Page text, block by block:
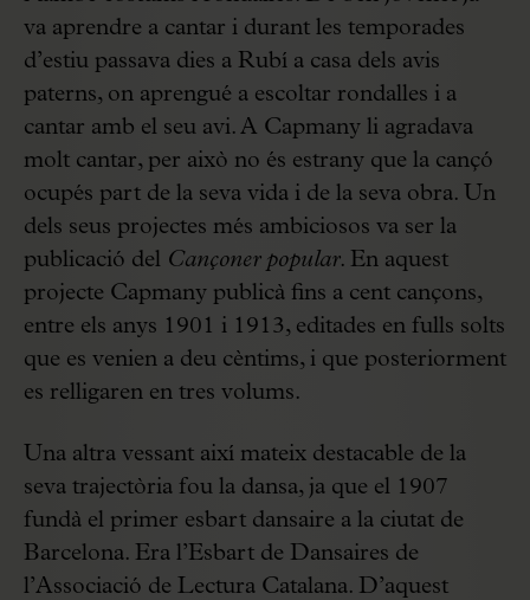
va aprendre a cantar i durant les temporades
d’estiu passava dies a Rubí a casa dels avis
paterns, on aprengué a escoltar rondalles i a
cantar amb el seu avi. A Capmany li agradava
molt cantar, per això no és estrany que la cançó
ocupés part de la seva vida i de la seva obra. Un
dels seus projectes més ambiciosos va ser la
publicació del Cançoner popular. En aquest
projecte Capmany publicà fins a cent cançons,
entre els anys 1901 i 1913, editades en fulls solts
que es venien a deu cèntims, i que posteriorment
es relligaren en tres volums.
Una altra vessant així mateix destacable de la
seva trajectòria fou la dansa, ja que el 1907
fundà el primer esbart dansaire a la ciutat de
Barcelona. Era l’Esbart de Dansaires de
l’Associació de Lectura Catalana. D’aquest